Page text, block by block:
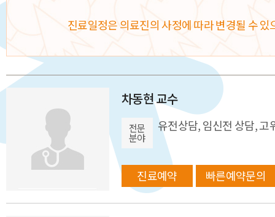
진료일정은 의료진의 사정에 따라 변경될 수
차동현 교수
전문
분야
유전상담, 임신전 상담,
진료예약 빠른예약문의